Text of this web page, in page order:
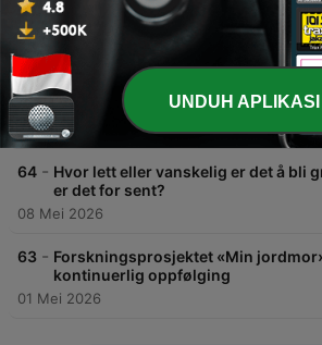
66 - Mye vondt i hodet? Når bør du dra
22 Mei 2026
65 - Spiseforstyrrelser og graviditet,
barseltid
15 Mei 2026
64 - Hvor lett eller vanskelig er det å bli
er det for sent?
08 Mei 2026
63 - Forskningsprosjektet «Min
kontinuerlig oppfølging
01 Mei 2026
UNDUH APLIKASI